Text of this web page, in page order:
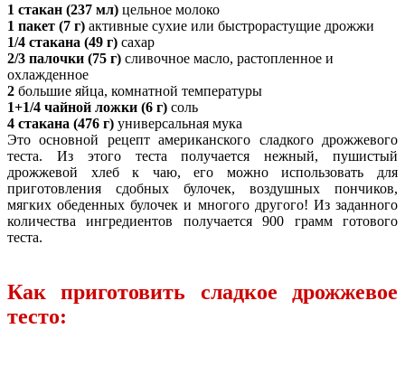
1 стакан (237 мл) цельное молоко
1 пакет (7 г) активные сухие или быстрорастущие дрожжи
1/4 стакана (49 г) сахар
2/3 палочки (75 г) сливочное масло, растопленное и
охлажденное
2 большие яйца, комнатной температуры
1+1/4 чайной ложки (6 г) соль
4 стакана (476 г) универсальная мука
Это основной рецепт американского сладкого дрожжевого
теста. Из этого теста получается нежный, пушистый
дрожжевой хлеб к чаю, его можно использовать для
приготовления сдобных булочек, воздушных пончиков,
мягких обеденных булочек и многого другого! Из заданного
количества ингредиентов получается 900 грамм готового
теста.
Как приготовить сладкое дрожжевое
тесто: